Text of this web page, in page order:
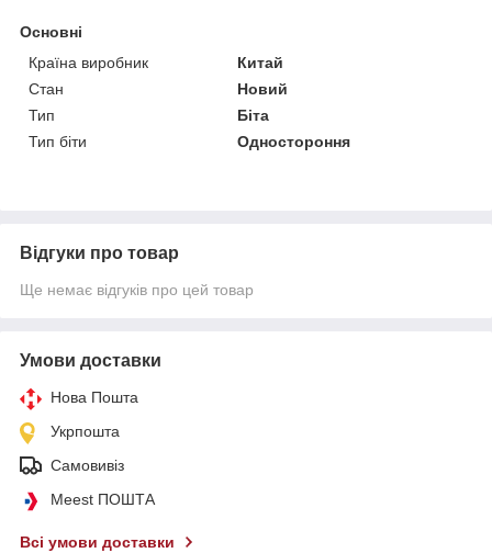
Основні
Країна виробник
Китай
Стан
Новий
Тип
Біта
Тип біти
Одностороння
Відгуки про товар
Ще немає відгуків про цей товар
Умови доставки
Нова Пошта
Укрпошта
Самовивіз
Meest ПОШТА
Всі умови доставки